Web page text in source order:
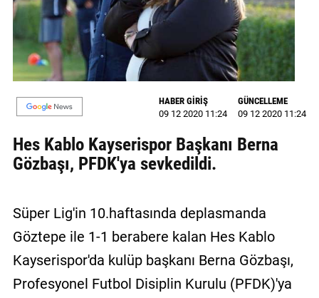
BİZE
ULAŞIN
Künye
İletişim
Gizlilik
Sözleşmesi
Sözleşmesi
HABER GİRİŞ
09 12 2020 11:24
GÜNCELLEME
09 12 2020 11:24
Hes Kablo Kayserispor Başkanı Berna
Gözbaşı, PFDK'ya sevkedildi.
Süper Lig'in 10.haftasında deplasmanda
Göztepe ile 1-1 berabere kalan Hes Kablo
Kayserispor'da kulüp başkanı Berna Gözbaşı,
Profesyonel Futbol Disiplin Kurulu (PFDK)'ya